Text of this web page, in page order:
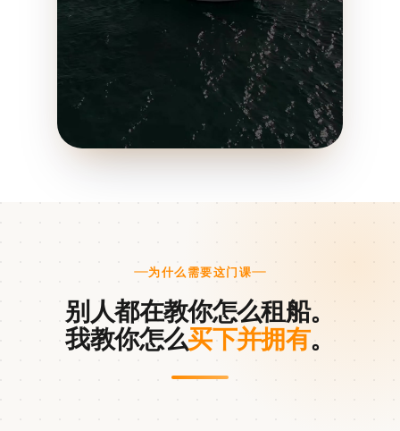
为什么需要这门课
别人都在教你怎么租船。
我教你怎么买下并拥有。